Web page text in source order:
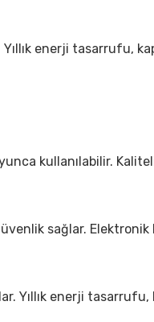
enerji tasarrufu,
kullanılabilir.
sağlar.
Yıllık enerji